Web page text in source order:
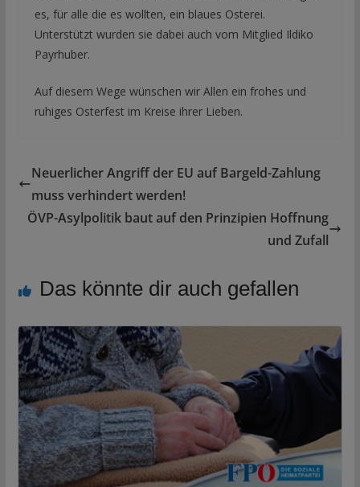
es, für alle die es wollten, ein blaues Osterei.
Unterstützt wurden sie dabei auch vom Mitglied Ildiko
Payrhuber.
Auf diesem Wege wünschen wir Allen ein frohes und
ruhiges Osterfest im Kreise ihrer Lieben.
Neuerlicher Angriff der EU auf Bargeld-Zahlung
muss verhindert werden!
ÖVP-Asylpolitik baut auf den Prinzipien Hoffnung
und Zufall
Das könnte dir auch gefallen